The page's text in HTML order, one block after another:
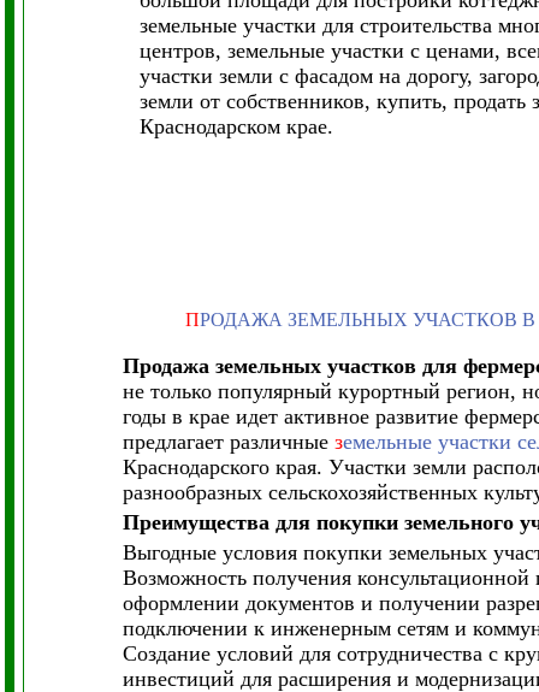
земельные участки для строительства
центров, земельные участки с ценами,
участки земли с фасадом на дорогу,
земли от собственников, купить,
Краснодарском крае.
ПРОДАЖА ЗЕМЕЛЬНЫХ УЧАСТКОВ
Продажа земельных участков для
не только популярный курортный регион,
годы в крае идет активное развитие
предлагает различные земельные участки
Краснодарского края. Участки земли
разнообразных сельскохозяйственных
Преимущества для покупки земельного
Выгодные условия покупки земельных
Возможность получения
оформлении документов и получении
подключении к инженерным сетям и
Создание условий для сотрудничества с
инвестиций для расширения и